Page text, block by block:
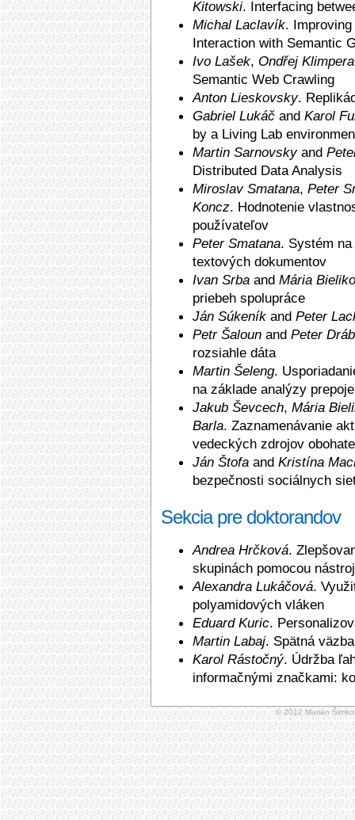
Kitowski. Inter­facing
Michal Laclavík.
Interaction with Semantic
Ivo Lašek, Ondřej Klimpera
Semantic Web Crawling
Anton Lieskovsky.
Gabriel Lukáč and Karol
by a Living Lab
Martin Sarnovskyand
Distributed Data Analysis
Miroslav Smatana, Peter
Koncz. Hodnotenie
používateľov
Peter Smatana. Systém
textových dokumentov
Ivan Srba and Mária
priebeh spolupráce
Ján Súkeník and Peter
Petr Šaloun and Peter
rozsiahle dáta
Martin Šeleng.
na základe analýzy
Jakub Ševcech, Mária
Barla. Zazname­návanie
vedeckých zdrojov
Ján Štofa and Kristína
bezpečnosti sociálnych
Sekcia pre doktorandov
Andrea Hrčková.
skupinách pomocou
Alexandra Lukáčová.
polyamidových vlá­ken
Eduard Kuric.
Martin Labaj. Spätná
Karol Rástočný. Údržba
informačnými značkami:
© 2012 Marián